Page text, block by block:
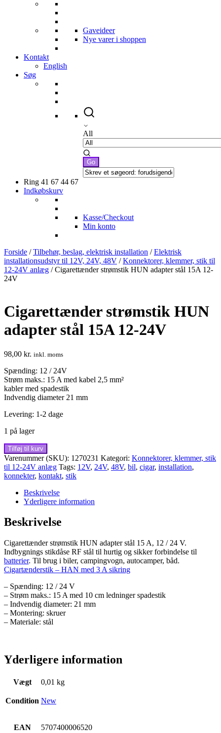
Gaveideer
Nye varer i shoppen
Kontakt
English
Søg
All
Ring 41 67 44 67
Indkøbskurv
Kasse/Checkout
Min konto
Forside /Tilbehør, beslag, elektrisk installation /Elektrisk
installationsudstyr til 12V, 24V, 48V /Konnektorer, klemmer, stik til
12-24V anlæg / Cigarettænder strømstik HUN adapter stål 15A 12-
24V
Cigarettænder strømstik HUN
adapter stål 15A 12-24V
98,00 kr. inkl. moms
Spænding: 12 / 24V
Strøm maks.: 15 A med kabel 2,5 mm²
kabler med spadestik
Indvendig diameter 21 mm
Levering: 1-2 dage
1 på lager
Cigarettænder
strømstik
HUN
adapter
15A
antal
Tilføj til kurv
Varenummer (SKU): 1270231 Kategori: Konnektorer, klemmer, stik
til 12-24V anlæg Tags: 12V, 24V, 48V, bil, cigar, installation,
konnekter, kontakt, stik
Beskrivelse
Yderligere information
Beskrivelse
Cigarettænder strømstik HUN adapter stål 15 A, 12 / 24 V.
Indbygnings stikdåse RF stål til hurtig og sikker forbindelse til
batterier. Til brug i biler, campingvogn, autocamper, båd.
Cigartænderstik – HAN med 3 A sikring
– Spænding: 12 / 24 V
– Strøm maks.: 15 A med 10 cm ledninger spadestik
– Indvendig diameter: 21 mm
– Montering: skruer
– Materiale: stål
Yderligere information
Vægt 0,01 kg
Condition New
EAN 5707400006520